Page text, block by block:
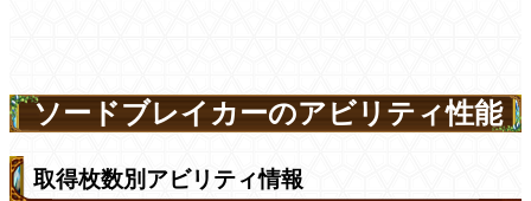
ソードブレイカーのアビリティ性能
取得枚数別アビリティ情報